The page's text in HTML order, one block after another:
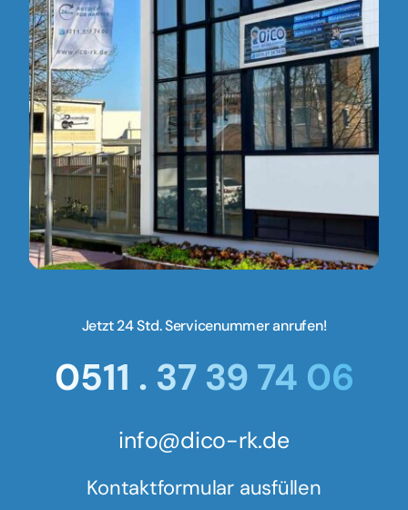
Jetzt 24 Std. Servicenummer anrufen!
0511 . 37 39 74 06
info@dico-rk.de
Kontaktformular ausfüllen